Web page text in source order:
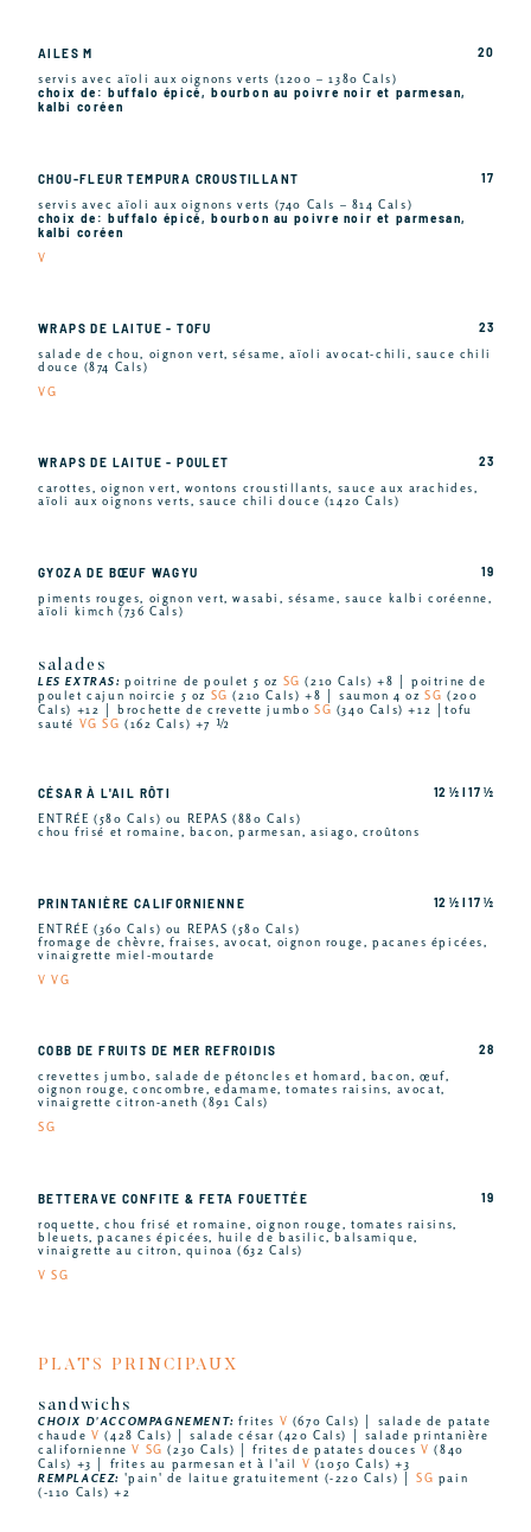
AILES M
servis avec aïoli aux oignons verts (1200 – 1380 Cals)
choix de: buffalo épicé, bourbon au poivre noir et parmesan,
kalbi coréen
20
CHOU-FLEUR TEMPURA CROUSTILLANT
servis avec aïoli aux oignons verts (740 Cals – 814 Cals)
choix de: buffalo épicé, bourbon au poivre noir et parmesan,
kalbi coréen
V
17
WRAPS DE LAITUE - TOFU
salade de chou, oignon vert, sésame, aïoli avocat-chili, sauce chili
douce (874 Cals)
VG
23
WRAPS DE LAITUE - POULET
carottes, oignon vert, wontons croustillants, sauce aux arachides,
aïoli aux oignons verts, sauce chili douce (1420 Cals)
23
GYOZA DE BŒUF WAGYU
piments rouges, oignon vert, wasabi, sésame, sauce kalbi coréenne,
aïoli kimch (736 Cals)
19
salades
LES EXTRAS: poitrine de poulet 5 oz SG (210 Cals) +8 │ poitrine de
poulet cajun noircie 5 oz SG (210 Cals) +8 │ saumon 4 ozSG (200
Cals) +12 │ brochette de crevette jumbo SG (340 Cals) +12 │tofu
sauté VG SG (162 Cals) +7 ½
CÉSAR À L'AIL RÔTI
ENTRÉE (580 Cals) ou REPAS (880 Cals)
chou frisé et romaine, bacon, parmesan, asiago, croûtons
12 ½ I 17 ½
PRINTANIÈRE CALIFORNIENNE
ENTRÉE (360 Cals) ou REPAS (580 Cals)
fromage de chèvre, fraises, avocat, oignon rouge, pacanes épicées,
vinaigrette miel-moutarde
V VG
12 ½ I 17 ½
COBB DE FRUITS DE MER REFROIDIS
crevettes jumbo, salade de pétoncles et homard, bacon, œuf,
oignon rouge, concombre, edamame, tomates raisins, avocat,
vinaigrette citron-aneth (891 Cals)
SG
28
BETTERAVE CONFITE & FETA FOUETTÉE
roquette, chou frisé et romaine, oignon rouge, tomates raisins,
bleuets, pacanes épicées, huile de basilic, balsamique,
vinaigrette au citron, quinoa (632 Cals)
V SG
19
PLATS PRINCIPAUX
sandwichs
CHOIX D'ACCOMPAGNEMENT: frites V (670 Cals) │ salade de patate
chaudeV (428 Cals) │ salade césar (420 Cals) │ salade printanière
californienneV SG (230 Cals) │ frites de patates doucesV (840
Cals) +3 │ frites au parmesan et à l'ail V (1050 Cals) +3
REMPLACEZ: 'pain' de laitue gratuitement (-220 Cals) │SG pain
(-110 Cals) +2